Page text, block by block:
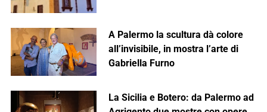
A Palermo la scultura dà colore
all’invisibile, in mostra l’arte di
Gabriella Furno
La Sicilia e Botero: da Palermo ad